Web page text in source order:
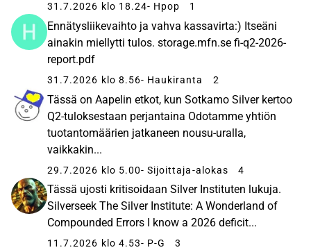
31.7.2026 klo 18.24- Hpop 1
Ennätysliikevaihto ja vahva kassavirta:) Itseäni
ainakin miellytti tulos. storage.mfn.se fi-q2-2026-
report.pdf
31.7.2026 klo 8.56- Haukiranta 2
Tässä on Aapelin etkot, kun Sotkamo Silver kertoo
Q2-tuloksestaan perjantaina Odotamme yhtiön
tuotantomäärien jatkaneen nousu-uralla,
vaikkakin...
29.7.2026 klo 5.00- Sijoittaja-alokas 4
Tässä ujosti kritisoidaan Silver Instituten lukuja.
Silverseek The Silver Institute: A Wonderland of
Compounded Errors I know a 2026 deficit...
11.7.2026 klo 4.53- P-G 3